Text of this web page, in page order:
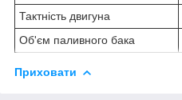
Тактність двигуна
Об'єм паливного бака
Приховати